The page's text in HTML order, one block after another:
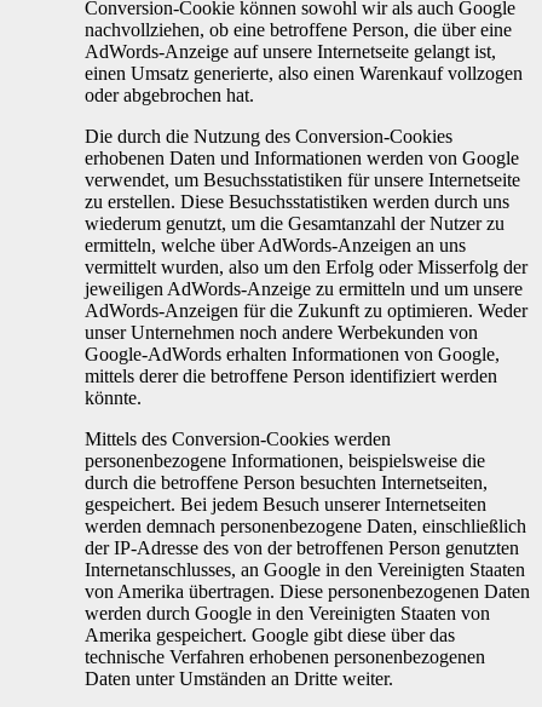
Conversion-Cookie können sowohl wir als auch Google
nachvollziehen, ob eine betroffene Person, die über eine
AdWords-Anzeige auf unsere Internetseite gelangt ist,
einen Umsatz generierte, also einen Warenkauf vollzogen
oder abgebrochen hat.
Die durch die Nutzung des Conversion-Cookies
erhobenen Daten und Informationen werden von Google
verwendet, um Besuchsstatistiken für unsere Internetseite
zu erstellen. Diese Besuchsstatistiken werden durch uns
wiederum genutzt, um die Gesamtanzahl der Nutzer zu
ermitteln, welche über AdWords-Anzeigen an uns
vermittelt wurden, also um den Erfolg oder Misserfolg der
jeweiligen AdWords-Anzeige zu ermitteln und um unsere
AdWords-Anzeigen für die Zukunft zu optimieren. Weder
unser Unternehmen noch andere Werbekunden von
Google-AdWords erhalten Informationen von Google,
mittels derer die betroffene Person identifiziert werden
könnte.
Mittels des Conversion-Cookies werden
personenbezogene Informationen, beispielsweise die
durch die betroffene Person besuchten Internetseiten,
gespeichert. Bei jedem Besuch unserer Internetseiten
werden demnach personenbezogene Daten, einschließlich
der IP-Adresse des von der betroffenen Person genutzten
Internetanschlusses, an Google in den Vereinigten Staaten
von Amerika übertragen. Diese personenbezogenen Daten
werden durch Google in den Vereinigten Staaten von
Amerika gespeichert. Google gibt diese über das
technische Verfahren erhobenen personenbezogenen
Daten unter Umständen an Dritte weiter.